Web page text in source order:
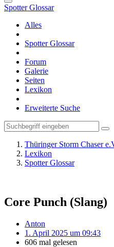
Spotter Glossar
Alles
Spotter Glossar
Forum
Galerie
Seiten
Lexikon
Erweiterte Suche
Thüringer Storm Chaser
Lexikon
Spotter Glossar
Core Punch (Slang)
Anton
1. April 2025 um 09:43
606 mal gelesen